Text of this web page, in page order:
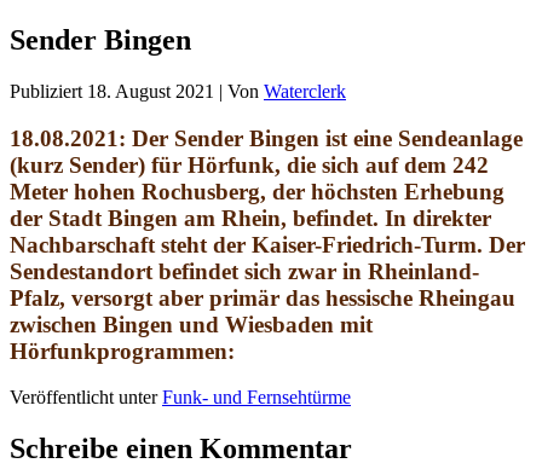
Sender Bingen
Publiziert 18. August 2021 | Von Waterclerk
18.08.2021: Der Sender Bingen ist eine Sendeanlage
(kurz Sender) für Hörfunk, die sich auf dem 242
Meter hohen Rochusberg, der höchsten Erhebung
der Stadt Bingen am Rhein, befindet. In direkter
Nachbarschaft steht der Kaiser-Friedrich-Turm. Der
Sendestandort befindet sich zwar in Rheinland-
Pfalz, versorgt aber primär das hessische Rheingau
zwischen Bingen und Wiesbaden mit
Hörfunkprogrammen:
Veröffentlicht unter Funk- und Fernsehtürme
Schreibe einen Kommentar